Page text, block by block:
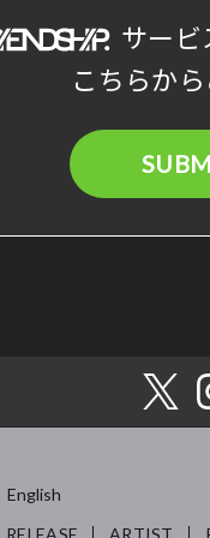
サー
こちらか
English
RELEASE ARTIST